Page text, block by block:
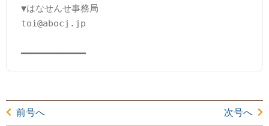
▼はなせんせ事務局
toi@abocj.jp
前号へ 次号へ